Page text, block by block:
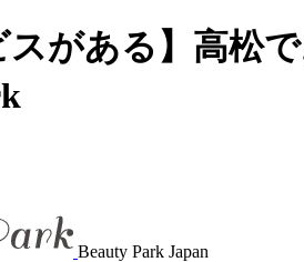
スがある】高松
Beauty Park Japan